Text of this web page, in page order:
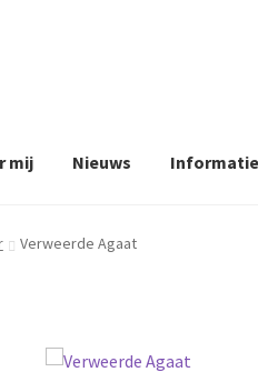
mij Nieuws Informatie
Verweerde Agaat